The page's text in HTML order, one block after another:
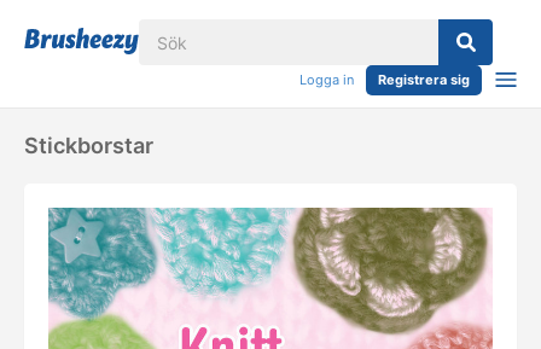
Logga in Registrera sig
Stickborstar